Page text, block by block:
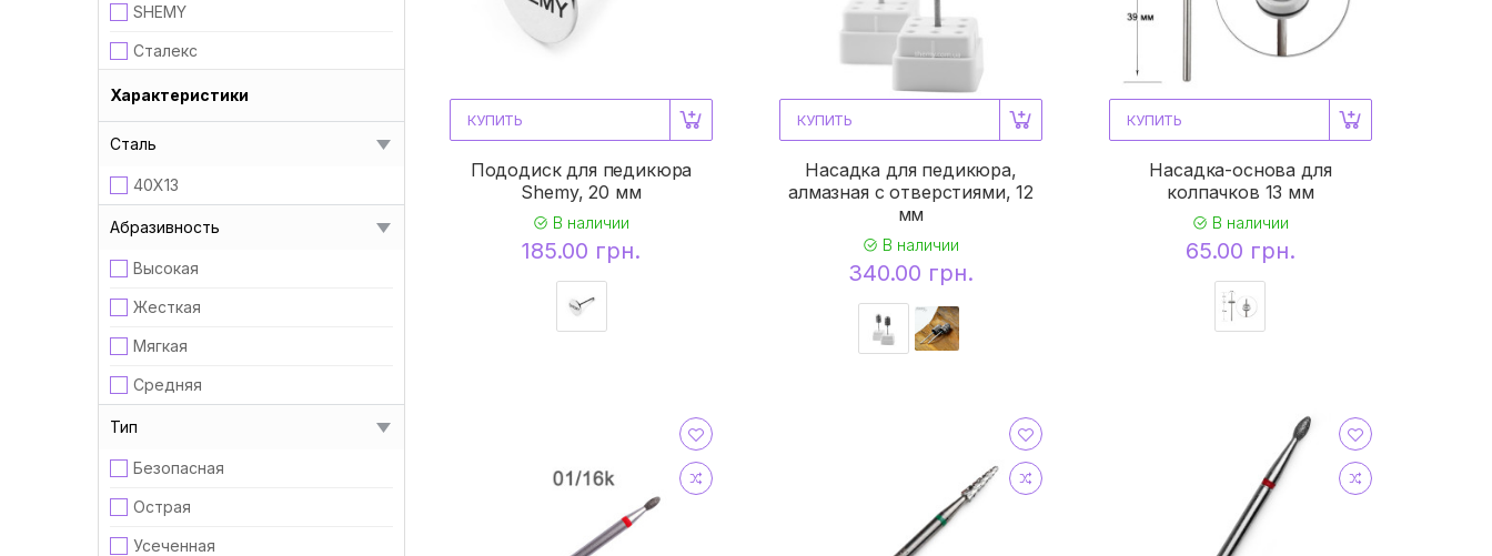
SHEMY
Сталекс
Характеристики
Сталь
40Х13
Абразивность
Высокая
Жесткая
Мягкая
Средняя
Тип
Безопасная
Острая
Усеченная
КУПИТЬ
​​​​​​​Пододиск для педикюра
Shemy, 20 мм
В наличии
185.00 грн.
КУПИТЬ
Насадка для педикюра,
алмазная с отверстиями, 12
мм
В наличии
340.00 грн.
КУПИТЬ
Насадка-основа для
колпачков 13 мм
В наличии
65.00 грн.